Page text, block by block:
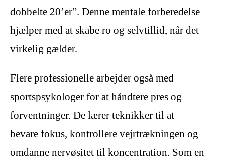
dobbelte 20’er”. Denne mentale forberedelse
hjælper med at skabe ro og selvtillid, når det
virkelig gælder.
Flere professionelle arbejder også med
sportspsykologer for at håndtere pres og
forventninger. De lærer teknikker til at
bevare fokus, kontrollere vejrtrækningen og
omdanne nervøsitet til koncentration. Som en